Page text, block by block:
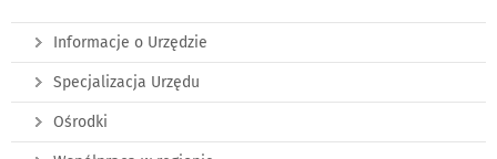
Informacje o Urzędzie
Specjalizacja Urzędu
Ośrodki